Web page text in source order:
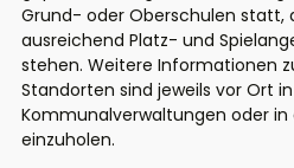
Grund- oder Oberschulen statt,
ausreichend Platz- und
stehen. Weitere Informationen
Standorten sind jeweils vor Ort
Kommunalverwaltungen oder in
einzuholen.